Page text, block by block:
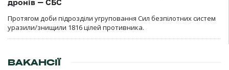
дронів — СБС
Протягом доби підрозділи угруповання Сил безпілотних систем
уразили/знищили 1816 цілей противника.
ВАКАНСІЇ